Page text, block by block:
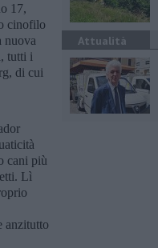
17,
cinofilo
nuova
tutti i
di cui
cani più
Lì
anzitutto
Attualità